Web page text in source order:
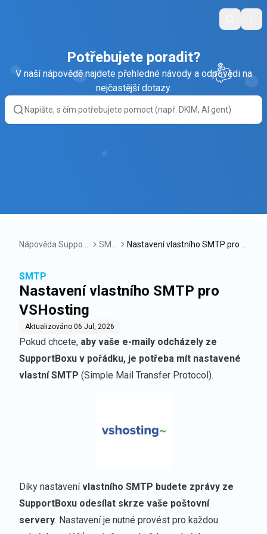
Search
Potřebujete poradit?
V naší nápovědě najdete přehledné návody a odpovědi na
nejčastější dotazy.
Nápověda Support
SMT
Nastavení vlastního SMTP pro V
SMTP
Nastavení vlastního SMTP pro
VSHosting
Aktualizováno 06 Jul, 2026
Pokud chcete, aby vaše e-maily odcházely ze
SupportBoxu v pořádku, je potřeba mít nastavené
vlastní SMTP (Simple Mail Transfer Protocol).
Díky nastavenívlastního SMTP budete zprávy ze
SupportBoxu odesílat skrze vaše poštovní
servery. Nastavení je nutné provést pro každou